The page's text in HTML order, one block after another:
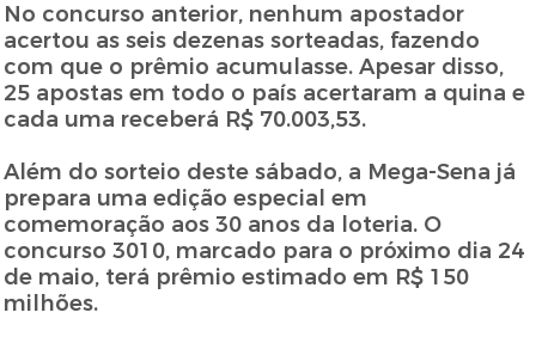
No concurso anterior, nenhum apostador
acertou as seis dezenas sorteadas, fazendo
com que o prêmio acumulasse. Apesar disso,
25 apostas em todo o país acertaram a quina e
cada uma receberá R$ 70.003,53.
Além do sorteio deste sábado, a Mega-Sena já
prepara uma edição especial em
comemoração aos 30 anos da loteria. O
concurso 3010, marcado para o próximo dia 24
de maio, terá prêmio estimado em R$ 150
milhões.